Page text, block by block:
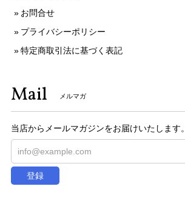
お問合せ
プライバシーポリシー
特定商取引法に基づく表記
Mail メルマガ
当店からメールマガジンをお届けいたします。
登録